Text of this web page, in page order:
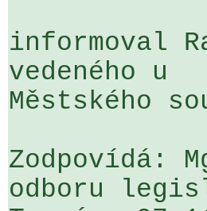
informoval
vedeného u
Městského
Zodpovídá:
odboru